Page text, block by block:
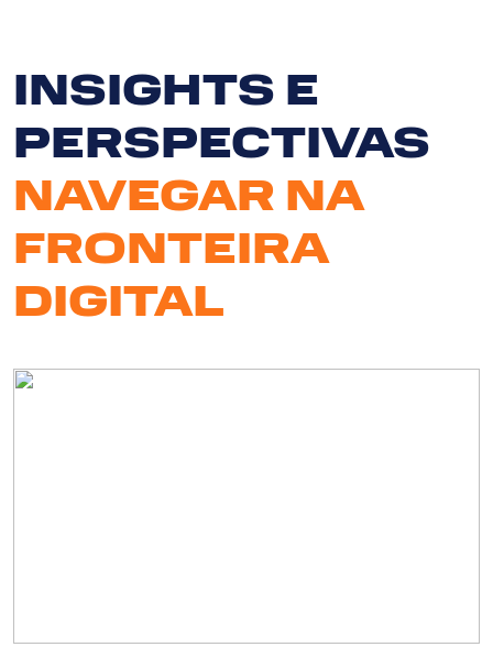
INSIGHTS E
PERSPECTIVAS
NAVEGAR NA
FRONTEIRA
DIGITAL